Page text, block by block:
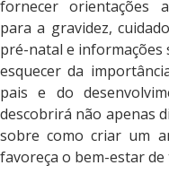
fornecer orientações
para a gravidez,
pré-natal e informações
esquecer da
pais e do
descobrirá não apenas
sobre como criar um
favoreça o bem-estar de